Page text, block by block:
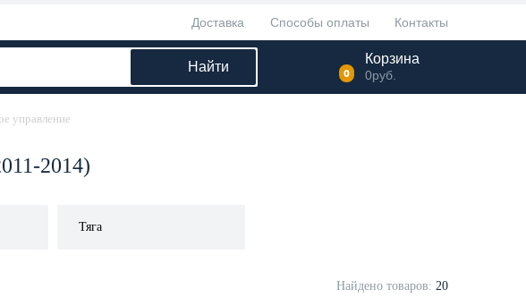
Доставка Способы оплаты Контакты
Найти 0
Корзина
0руб.
управление
2014)
Тяга
Найдено товаров: 20